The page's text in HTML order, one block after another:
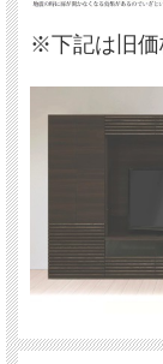
※下記は旧価